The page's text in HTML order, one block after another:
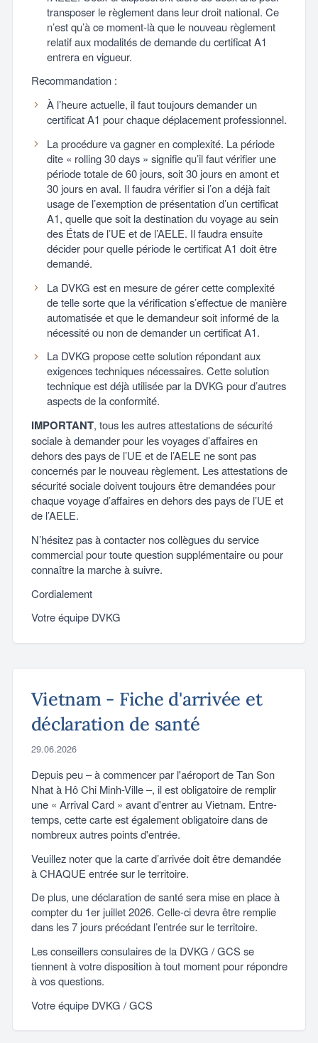
transposer le règlement dans leur droit national. Ce
n’est qu’à ce moment-là que le nouveau règlement
relatif aux modalités de demande du certificat A1
entrera en vigueur.
Recommandation :
À l’heure actuelle, il faut toujours demander un
certificat A1 pour chaque déplacement professionnel.
La procédure va gagner en complexité. La période
dite « rolling 30 days » signifie qu’il faut vérifier une
période totale de 60 jours, soit 30 jours en amont et
30 jours en aval. Il faudra vérifier si l’on a déjà fait
usage de l’exemption de présentation d’un certificat
A1, quelle que soit la destination du voyage au sein
des États de l’UE et de l’AELE. Il faudra ensuite
décider pour quelle période le certificat A1 doit être
demandé.
La DVKG est en mesure de gérer cette complexité
de telle sorte que la vérification s’effectue de manière
automatisée et que le demandeur soit informé de la
nécessité ou non de demander un certificat A1.
La DVKG propose cette solution répondant aux
exigences techniques nécessaires. Cette solution
technique est déjà utilisée par la DVKG pour d’autres
aspects de la conformité.
IMPORTANT, tous les autres attestations de sécurité
sociale à demander pour les voyages d’affaires en
dehors des pays de l’UE et de l’AELE ne sont pas
concernés par le nouveau règlement. Les attestations de
sécurité sociale doivent toujours être demandées pour
chaque voyage d’affaires en dehors des pays de l’UE et
de l’AELE.
N’hésitez pas à contacter nos collègues du service
commercial pour toute question supplémentaire ou pour
connaître la marche à suivre.
Cordialement
Votre équipe DVKG
Vietnam - Fiche d'arrivée et
déclaration de santé
29.06.2026
Depuis peu – à commencer par l'aéroport de Tan Son
Nhat à Hô Chi Minh-Ville –, il est obligatoire de remplir
une « Arrival Card » avant d'entrer au Vietnam. Entre-
temps, cette carte est également obligatoire dans de
nombreux autres points d'entrée.
Veuillez noter que la carte d’arrivée doit être demandée
à CHAQUE entrée sur le territoire.
De plus, une déclaration de santé sera mise en place à
compter du 1er juillet 2026. Celle-ci devra être remplie
dans les 7 jours précédant l’entrée sur le territoire.
Les conseillers consulaires de la DVKG / GCS se
tiennent à votre disposition à tout moment pour répondre
à vos questions.
Votre équipe DVKG / GCS